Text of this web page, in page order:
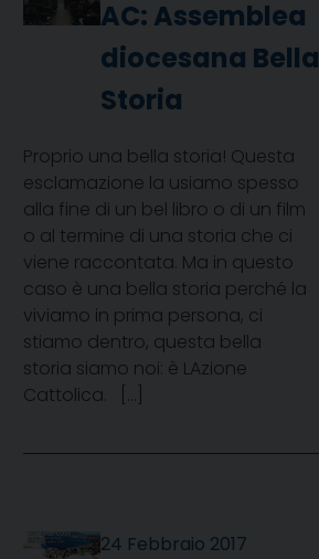
AC: Assemblea
diocesana Bella
Storia
Proprio una bella storia! Questa
esclamazione la usiamo spesso
alla fine di un bel libro o di un film
o al termine di una storia che ci
viene raccontata. Ma in questo
caso è una bella storia perché la
viviamo in prima persona, ci
stiamo dentro, questa bella
storia siamo noi: è LAzione
Cattolica. […]
24 Febbraio 2017